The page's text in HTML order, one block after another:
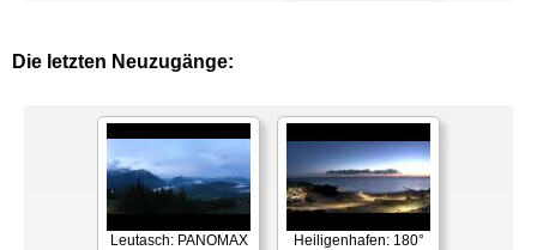
Die letzten Neuzugänge:
Leutasch: PANOMAX
Heiligenhafen: 180°